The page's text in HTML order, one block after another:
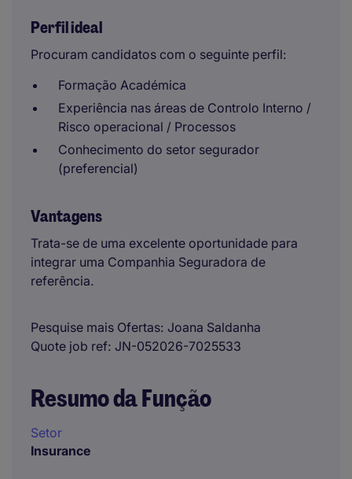
Perfil ideal
Procuram candidatos com o seguinte perfil:
Formação Académica
Experiência nas áreas de Controlo Interno /
Risco operacional / Processos
Conhecimento do setor segurador
(preferencial)
Vantagens
Trata-se de uma excelente oportunidade para
integrar uma Companhia Seguradora de
referência.
Pesquise mais Ofertas Joana Saldanha
Quote job ref JN-052026-7025533
Resumo da Função
Setor
Insurance